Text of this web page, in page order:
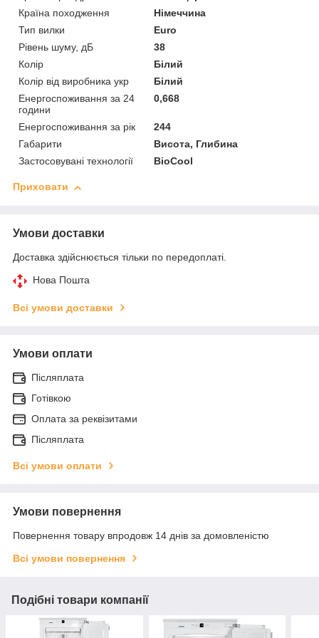
Країна походження
Німеччина
Тип вилки
Euro
Рівень шуму, дБ
38
Колір
Білий
Колір від виробника укр
Білий
Енергоспоживання за 24
години
0,668
Енергоспоживання за рік
244
Габарити
Висота, Глибина
Застосовувані технології
BioCool
Приховати
Умови доставки
Доставка здійснюється тільки по передоплаті.
Нова Пошта
Всі умови доставки
Умови оплати
Післяплата
Готівкою
Оплата за реквізитами
Післяплата
Всі умови оплати
Умови повернення
Повернення товару впродовж 14 днів за домовленістю
Всі умови повернення
Подібні товари компанії